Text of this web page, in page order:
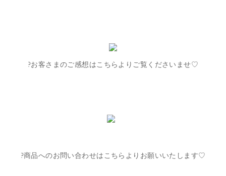
?お客さまのご感想はこちらよりご覧くださいませ♡
?商品へのお問い合わせはこちらよりお願いいたします♡